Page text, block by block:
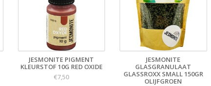
JESMONITE PIGMENT
KLEURSTOF 10G RED OXIDE
€7,50
JESMONITE
GLASGRANULAAT
GLASSROXX SMALL 150GR
OLIJFGROEN